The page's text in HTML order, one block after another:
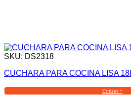
SKU: DS2318
CUCHARA PARA COCINA LISA
Cotizar +